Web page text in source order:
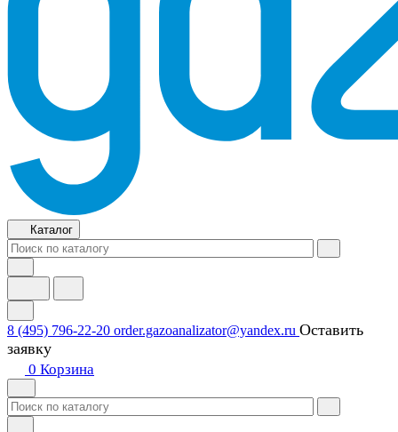
Каталог
8 (495) 796-22-20 order.gazoanalizator@yandex.ru Оставить
заявку
0 Корзина